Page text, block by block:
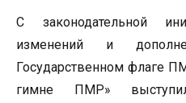
С законодательной
изменений и
Государственном флаге
гимне ПМР»